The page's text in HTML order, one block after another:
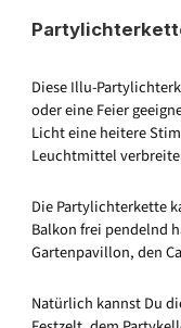
Diese Illu-
oder eine Feier
Licht eine heitere
Leuchtmittel
Die Partylichterkette
Balkon frei pendelnd
Gartenpavillon, den
Natürlich kannst Du